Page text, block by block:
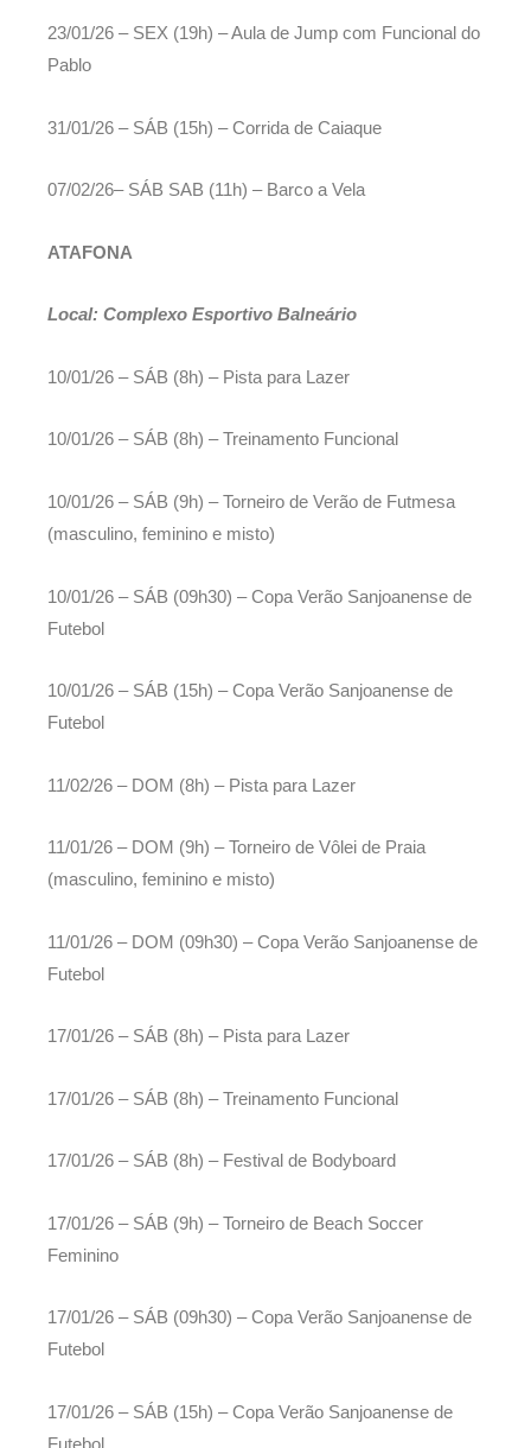
23/01/26 – SEX (19h) – Aula de Jump com Funcional do
Pablo
31/01/26 – SÁB (15h) – Corrida de Caiaque
07/02/26– SÁB SAB (11h) – Barco a Vela
ATAFONA
Local: Complexo Esportivo Balneário
10/01/26 – SÁB (8h) – Pista para Lazer
10/01/26 – SÁB (8h) – Treinamento Funcional
10/01/26 – SÁB (9h) – Torneiro de Verão de Futmesa
(masculino, feminino e misto)
10/01/26 – SÁB (09h30) – Copa Verão Sanjoanense de
Futebol
10/01/26 – SÁB (15h) – Copa Verão Sanjoanense de
Futebol
11/02/26 – DOM (8h) – Pista para Lazer
11/01/26 – DOM (9h) – Torneiro de Vôlei de Praia
(masculino, feminino e misto)
11/01/26 – DOM (09h30) – Copa Verão Sanjoanense de
Futebol
17/01/26 – SÁB (8h) – Pista para Lazer
17/01/26 – SÁB (8h) – Treinamento Funcional
17/01/26 – SÁB (8h) – Festival de Bodyboard
17/01/26 – SÁB (9h) – Torneiro de Beach Soccer
Feminino
17/01/26 – SÁB (09h30) – Copa Verão Sanjoanense de
Futebol
17/01/26 – SÁB (15h) – Copa Verão Sanjoanense de